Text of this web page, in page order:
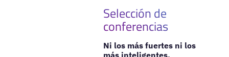
Selección de
conferencias
Ni los más fuertes ni los